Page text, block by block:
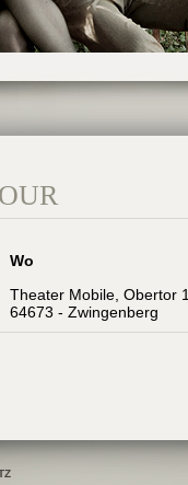
Wo
Theater Mobile, Obertor 1
64673 - Zwingenberg